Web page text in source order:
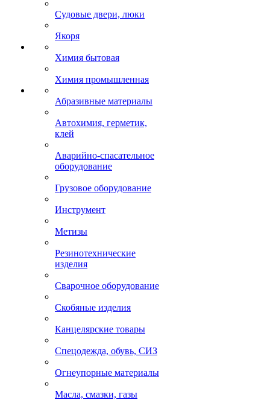
Судовые двери, люки
Якоря
Химия бытовая
Химия промышленная
Абразивные материалы
Автохимия, герметик,
клей
Аварийно-спасательное
оборудование
Грузовое оборудование
Инструмент
Метизы
Резинотехнические
изделия
Сварочное оборудование
Скобяные изделия
Канцелярские товары
Спецодежда, обувь, СИЗ
Огнеупорные материалы
Масла, смазки, газы